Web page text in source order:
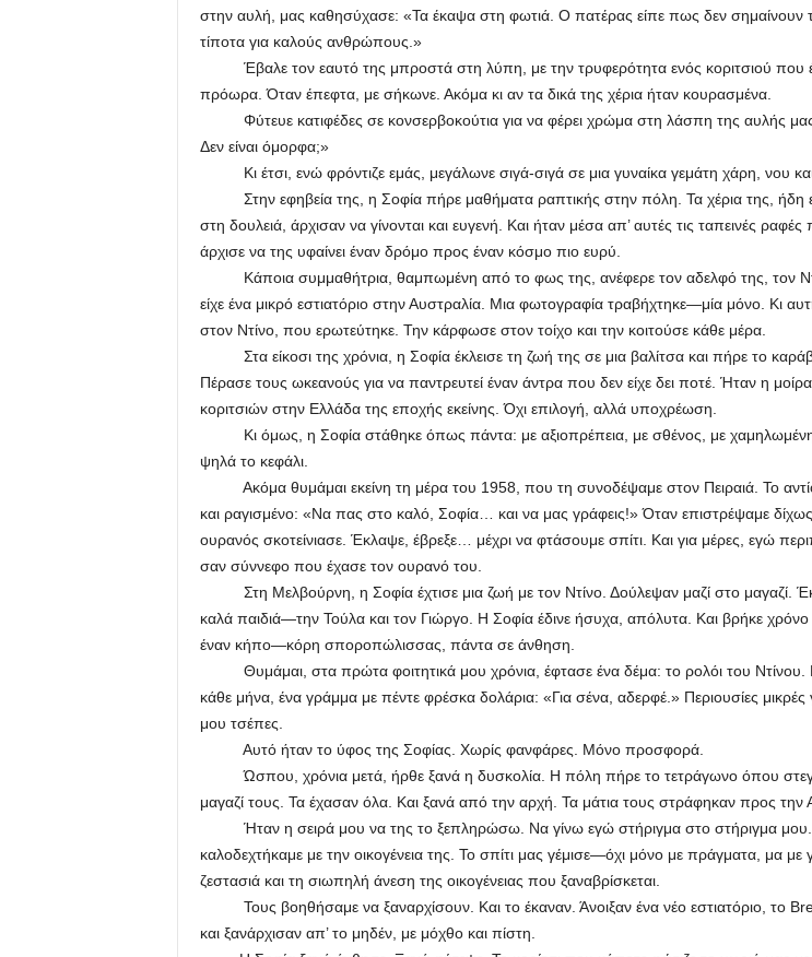
στην αυλή, μας καθησύχασε: «Τα έκαψα στη φωτιά. Ο πατέρας είπε πως δεν σημαίνουν
τίποτα για καλούς ανθρώπους.»
Έβαλε τον εαυτό της μπροστά στη λύπη, με την τρυφερότητα ενός κοριτσιού που
πρόωρα. Όταν έπεφτα, με σήκωνε. Ακόμα κι αν τα δικά της χέρια ήταν κουρασμένα.
Φύτευε κατιφέδες σε κονσερβοκούτια για να φέρει χρώμα στη λάσπη της αυλής
Δεν είναι όμορφα;»
Κι έτσι, ενώ φρόντιζε εμάς, μεγάλωνε σιγά-σιγά σε μια γυναίκα γεμάτη χάρη, νου
Στην εφηβεία της, η Σοφία πήρε μαθήματα ραπτικής στην πόλη. Τα χέρια της, ήδη
στη δουλειά, άρχισαν να γίνονται και ευγενή. Και ήταν μέσα απ’ αυτές τις ταπεινές
άρχισε να της υφαίνει έναν δρόμο προς έναν κόσμο πιο ευρύ.
Κάποια συμμαθήτρια, θαμπωμένη από το φως της, ανέφερε τον αδελφό της, τον
είχε ένα μικρό εστιατόριο στην Αυστραλία. Μια φωτογραφία τραβήχτηκε—μία μόνο. Κι
στον Ντίνο, που ερωτεύτηκε. Την κάρφωσε στον τοίχο και την κοιτούσε κάθε μέρα.
Στα είκοσι της χρόνια, η Σοφία έκλεισε τη ζωή της σε μια βαλίτσα και πήρε το
Πέρασε τους ωκεανούς για να παντρευτεί έναν άντρα που δεν είχε δει ποτέ. Ήταν η
κοριτσιών στην Ελλάδα της εποχής εκείνης. Όχι επιλογή, αλλά υποχρέωση.
Κι όμως, η Σοφία στάθηκε όπως πάντα: με αξιοπρέπεια, με σθένος, με
ψηλά το κεφάλι.
Ακόμα θυμάμαι εκείνη τη μέρα του 1958, που τη συνοδέψαμε στον Πειραιά. Το
και ραγισμένο: «Να πας στο καλό, Σοφία… και να μας γράφεις!» Όταν επιστρέψαμε δίχως
ουρανός σκοτείνιασε. Έκλαψε, έβρεξε… μέχρι να φτάσουμε σπίτι. Και για μέρες, εγώ
σαν σύννεφο που έχασε τον ουρανό του.
Στη Μελβούρνη, η Σοφία έχτισε μια ζωή με τον Ντίνο. Δούλεψαν μαζί στο μαγαζί.
καλά παιδιά—την Τούλα και τον Γιώργο. Η Σοφία έδινε ήσυχα, απόλυτα. Και βρήκε χρόνο
έναν κήπο—κόρη σποροπώλισσας, πάντα σε άνθηση.
Θυμάμαι, στα πρώτα φοιτητικά μου χρόνια, έφτασε ένα δέμα: το ρολόι του Ντίνου.
κάθε μήνα, ένα γράμμα με πέντε φρέσκα δολάρια: «Για σένα, αδερφέ.» Περιουσίες μικρές
μου τσέπες.
Αυτό ήταν το ύφος της Σοφίας. Χωρίς φανφάρες. Μόνο προσφορά.
Ώσπου, χρόνια μετά, ήρθε ξανά η δυσκολία. Η πόλη πήρε το τετράγωνο όπου
μαγαζί τους. Τα έχασαν όλα. Και ξανά από την αρχή. Τα μάτια τους στράφηκαν προς την
Ήταν η σειρά μου να της το ξεπληρώσω. Να γίνω εγώ στήριγμα στο στήριγμα
καλοδεχτήκαμε με την οικογένεια της. Το σπίτι μας γέμισε—όχι μόνο με πράγματα, μα με
ζεστασιά και τη σιωπηλή άνεση της οικογένειας που ξαναβρίσκεται.
Τους βοηθήσαμε να ξαναρχίσουν. Και το έκαναν. Άνοιξαν ένα νέο εστιατόριο, το
και ξανάρχισαν απ’ το μηδέν, με μόχθο και πίστη.